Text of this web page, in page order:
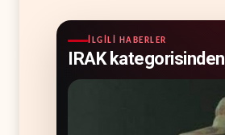
İLGILI HABERLER
IRAK kategorisinden